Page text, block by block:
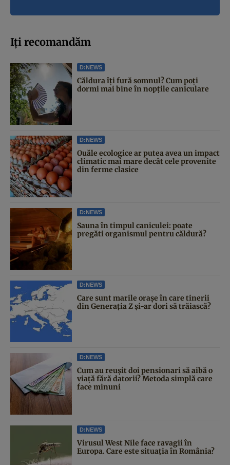
Iți recomandăm
D:NEWS
Căldura îți fură somnul? Cum poți
dormi mai bine în nopțile caniculare
D:NEWS
Ouăle ecologice ar putea avea un impact
climatic mai mare decât cele provenite
din ferme clasice
D:NEWS
Sauna în timpul caniculei: poate
pregăti organismul pentru căldură?
D:NEWS
Care sunt marile orașe în care tinerii
din Generația Z și-ar dori să trăiască?
D:NEWS
Cum au reușit doi pensionari să aibă o
viață fără datorii? Metoda simplă care
face minuni
D:NEWS
Virusul West Nile face ravagii în
Europa. Care este situația în România?